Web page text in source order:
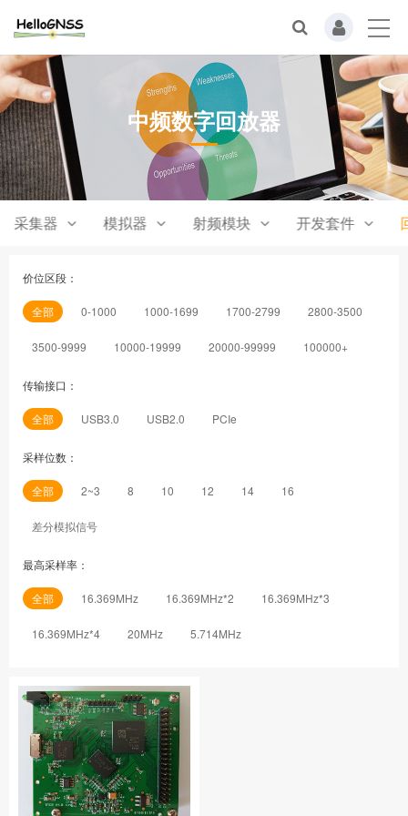
中频数字回放器
采集器 模拟器 射频模块 开发套件
价位区段：
全部 0-1000 1000-1699 1700-2799 2800-3500
3500-9999 10000-19999 20000-99999 100000+
传输接口：
全部 USB3.0 USB2.0 PCIe
采样位数：
全部 2~3 8 10 12 14 16
差分模拟信号
最高采样率：
全部 16.369MHz 16.369MHz*2 16.369MHz*3
16.369MHz*4 20MHz 5.714MHz